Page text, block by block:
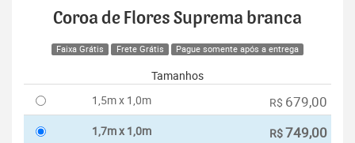
Coroa de Flores Suprema branca
Faixa Grátis Frete Grátis Pague somente após a entrega
Tamanhos
1,5m x 1,0m
R$ 679,00
1,7m x 1,0m R$749,00